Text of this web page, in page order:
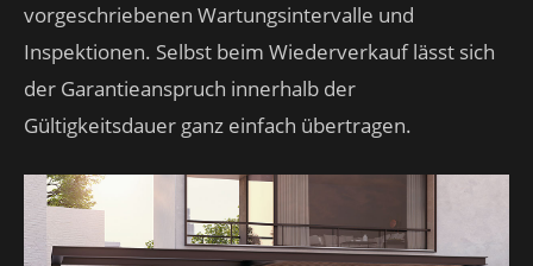
vorgeschriebenen Wartungsintervalle und
Inspektionen. Selbst beim Wiederverkauf lässt sich
der Garantieanspruch innerhalb der
Gültigkeitsdauer ganz einfach übertragen.